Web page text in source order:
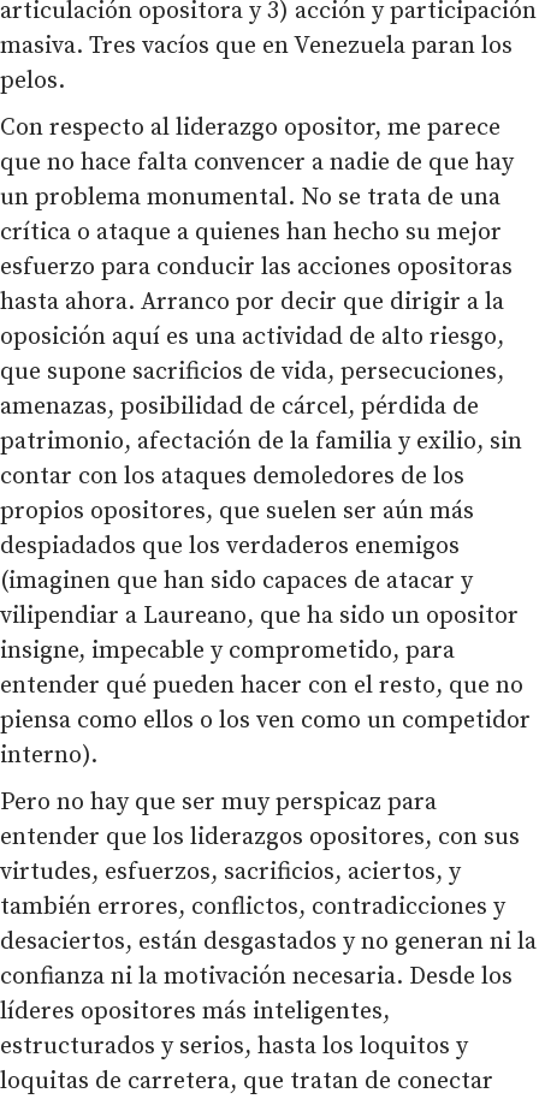
articulación opositora y 3) acción y participación
masiva. Tres vacíos que en Venezuela paran los
pelos.
Con respecto al liderazgo opositor, me parece
que no hace falta convencer a nadie de que hay
un problema monumental. No se trata de una
crítica o ataque a quienes han hecho su mejor
esfuerzo para conducir las acciones opositoras
hasta ahora. Arranco por decir que dirigir a la
oposición aquí es una actividad de alto riesgo,
que supone sacrificios de vida, persecuciones,
amenazas, posibilidad de cárcel, pérdida de
patrimonio, afectación de la familia y exilio, sin
contar con los ataques demoledores de los
propios opositores, que suelen ser aún más
despiadados que los verdaderos enemigos
(imaginen que han sido capaces de atacar y
vilipendiar a Laureano, que ha sido un opositor
insigne, impecable y comprometido, para
entender qué pueden hacer con el resto, que no
piensa como ellos o los ven como un competidor
interno).
Pero no hay que ser muy perspicaz para
entender que los liderazgos opositores, con sus
virtudes, esfuerzos, sacrificios, aciertos, y
también errores, conflictos, contradicciones y
desaciertos, están desgastados y no generan ni la
confianza ni la motivación necesaria. Desde los
líderes opositores más inteligentes,
estructurados y serios, hasta los loquitos y
loquitas de carretera, que tratan de conectar